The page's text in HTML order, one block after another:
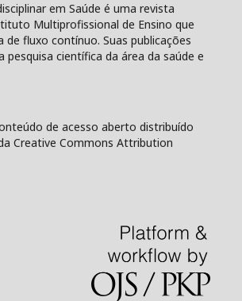
em Saúde é uma revista
Multiprofissional de Ensino que
fluxo contínuo. Suas publicações
pesquisa científica da área da saúde e
de acesso aberto distribuído
Creative Commons Attribution